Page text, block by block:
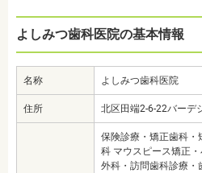
よしみつ歯科医院の基本情報
名称 よしみつ歯科医院
住所 北区田端2-6-22バーデ
保険診療・矯正歯科・
科 マウスピース矯正
外科・訪問歯科診療・